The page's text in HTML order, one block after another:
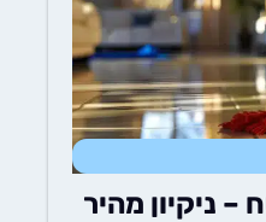
מהיר